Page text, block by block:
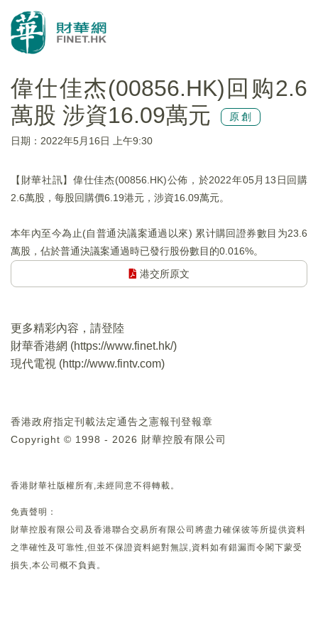
偉仕佳杰(00856.HK)回购2.6
萬股 涉資16.09萬元
原創
日期：2022年5月16日 上午9:30
【財華社訊】偉仕佳杰(00856.HK)公佈，於2022年05月13日回購
2.6萬股，每股回購價6.19港元，涉資16.09萬元。
本年內至今為止(自普通決議案通過以來) 累计購回證券數目为23.6
萬股，佔於普通決議案通過時已發行股份數目的0.016%。
港交所原文
更多精彩內容，請登陸
財華香港網 (https://www.finet.hk/)
現代電視 (http://www.fintv.com)
香港政府指定刊載法定通告之憲報刊登報章
Copyright © 1998 - 2026 財華控股有限公司
香港財華社版權所有,未經同意不得轉載。
免責聲明：
財華控股有限公司及香港聯合交易所有限公司將盡力確保彼等所提供資料
之準確性及可靠性,但並不保證資料絕對無誤,資料如有錯漏而令閣下蒙受
損失,本公司概不負責。